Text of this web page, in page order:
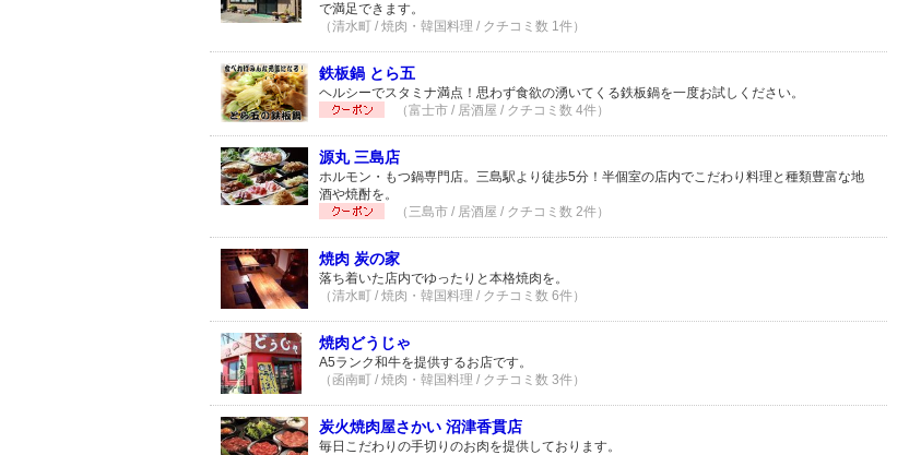
で満足できます。
（清水町 / 焼肉・韓国料理 / クチコミ数 1件）
鉄板鍋 とら五
ヘルシーでスタミナ満点！思わず食欲の湧いてくる鉄板鍋を一度お試しください。
（富士市 / 居酒屋 / クチコミ数 4件）
源丸 三島店
ホルモン・もつ鍋専門店。三島駅より徒歩5分！半個室の店内でこだわり料理と種類豊富な地
酒や焼酎を。
（三島市 / 居酒屋 / クチコミ数 2件）
焼肉 炭の家
落ち着いた店内でゆったりと本格焼肉を。
（清水町 / 焼肉・韓国料理 / クチコミ数 6件）
焼肉どうじゃ
A5ランク和牛を提供するお店です。
（函南町 / 焼肉・韓国料理 / クチコミ数 3件）
炭火焼肉屋さかい 沼津香貫店
毎日こだわりの手切りのお肉を提供しております。